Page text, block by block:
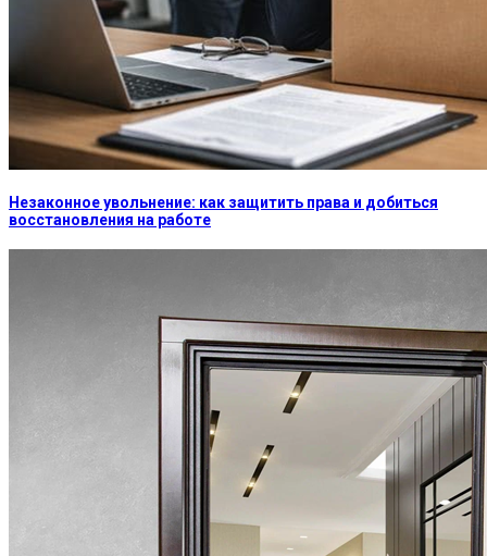
Незаконное увольнение: как защитить права и добиться
восстановления на работе